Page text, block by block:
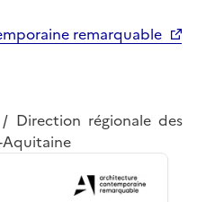
remarquable
Direction régionale des
Aquitaine